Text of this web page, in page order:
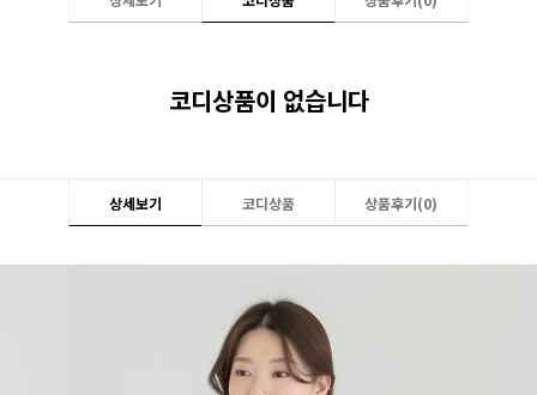
코디상품이 없습니다
상세보기 코디상품 상품후기(0)